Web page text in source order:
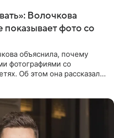
Волочкова
показывает фото со
объяснила, почему
фотографиями со
Об этом она рассказала